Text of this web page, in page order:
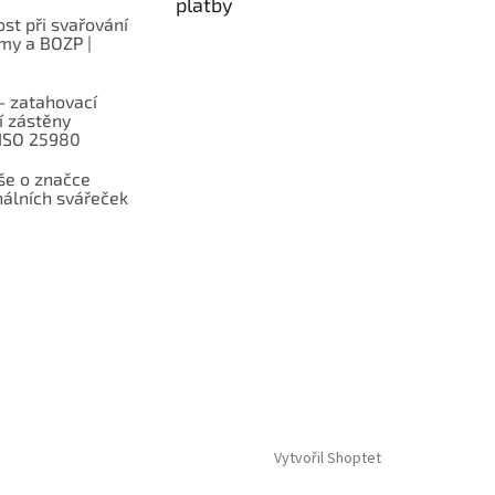
při svařování
a BOZP |
zatahovací
zástěny
25980
o značce
svářeček
Vytvořil Shoptet